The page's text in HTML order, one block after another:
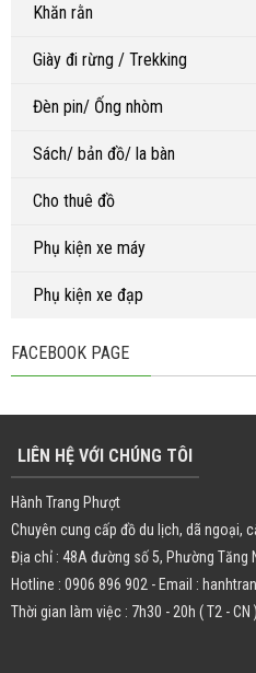
Khăn rằn
Giày đi rừng / Trekking
Đèn pin/ Ống nhòm
Sách/ bản đồ/ la bàn
Cho thuê đồ
Phụ kiện xe máy
Phụ kiện xe đạp
FACEBOOK PAGE
LIÊN HỆ VỚI CHÚNG TÔI
Hành Trang Phượt
Chuyên cung cấp đồ du lịch, dã ngoại,
Địa chỉ : 48A đường số 5, Phường Tăng
Hotline : 0906 896 902 - Email :
Thời gian làm việc : 7h30 - 20h ( T2 - CN )